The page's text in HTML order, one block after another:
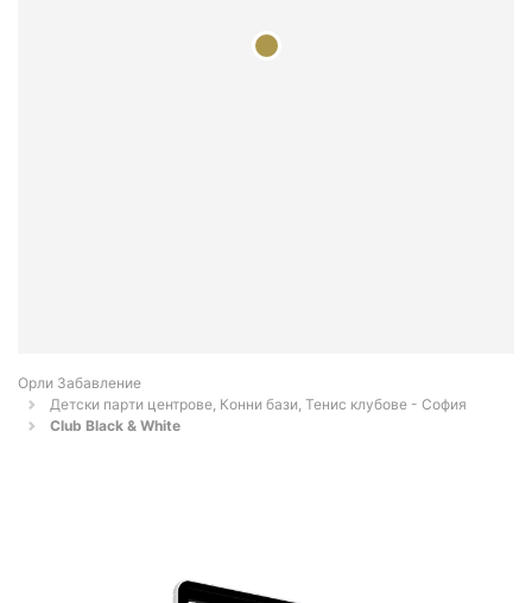
Орли Забавление
Детски парти центрове, Конни бази, Тенис клубове - София
Club Black & White